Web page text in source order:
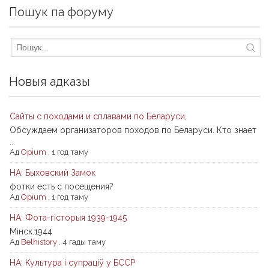
Пошук па форуму
Новыя адказы
Сайты с походами и сплавами по Беларуси,
Обсуждаем организаторов походов по Беларуси. Кто знает
Ад Opium 1 год таму
НА: Быховский Замок
фотки есть с посещения?
Ад Opium 1 год таму
НА: Фота-гісторыя 1939-1945
Мiнск.1944
Ад Belhistory 4 гады таму
НА: Культура і супраціў у БССР